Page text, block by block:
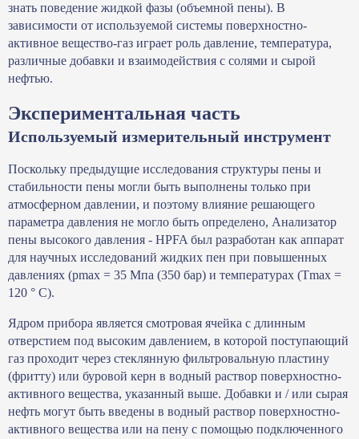
знать поведение жидкой фазы (объемной пены). В
зависимости от используемой системы поверхностно-
активное вещество-газ играет роль давление, температура,
различные добавки и взаимодействия с солями и сырой
нефтью.
Экспериментальная часть
Используемый измерительный инструмент
Поскольку предыдущие исследования структуры пены и
стабильности пены могли быть выполнены только при
атмосферном давлении, и поэтому влияние решающего
параметра давления не могло быть определено, Анализатор
пены высокого давления - HPFA был разработан как аппарат
для научных исследований жидких пен при повышенных
давлениях (pmax = 35 Мпа (350 бар) и температурах (Tmax =
120 ° C).
Ядром прибора является смотровая ячейка с длинным
отверстием под высоким давлением, в которой поступающий
газ проходит через стеклянную фильтровальную пластину
(фритту) или буровой керн в водный раствор поверхностно-
активного вещества, указанный выше. Добавки и / или сырая
нефть могут быть введены в водный раствор поверхностно-
активного вещества или на пену с помощью подключенного